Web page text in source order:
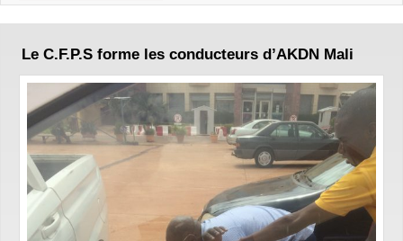
Le C.F.P.S forme les conducteurs d’AKDN Mali